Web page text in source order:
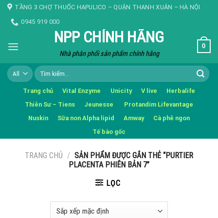
Skip TẦNG 3 CHỢ THUỐC HAPULICO – QUẬN THANH XUÂN – HÀ NỘI
0945 919 000
NPP CHÍNH HÃNG
Nhà phân phối sản phẩm chính hãng
0
Tìm
kiếm:
Trang chủ Vital Enzyme Unicity V live
Herbalife
Thiên Sư – Tiens
Jeunesse
Protandim Lifevantage
Nuskin
Sữa non Alpha lipid Amway
Cà phê ngon
Tế bào gốc
TRANG CHỦ / SẢN PHẨM ĐƯỢC GẮN THẺ “PURTIER
PLACENTA PHIÊN BẢN 7”
LỌC